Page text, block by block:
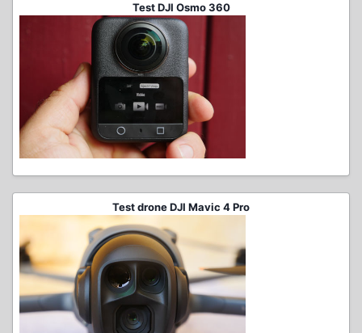
Test DJI Osmo 360
Test drone DJI Mavic 4 Pro